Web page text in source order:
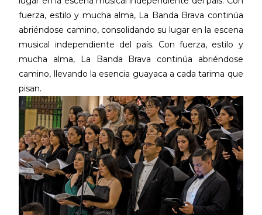
fuerza, estilo y mucha alma, La Banda Brava continúa
abriéndose camino, consolidando su lugar en la escena
musical independiente del país. Con fuerza, estilo y
mucha alma, La Banda Brava continúa abriéndose
camino, llevando la esencia guayaca a cada tarima que
pisan.